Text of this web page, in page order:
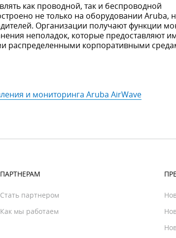
как проводной, так и беспроводной
не только на оборудовании Aruba,
Организации получают функции
неполадок, которые предоставляют
распределенными корпоративными
и мониторинга Aruba AirWave
ПАРТНЕРАМ
Стать партнером
Как мы работаем